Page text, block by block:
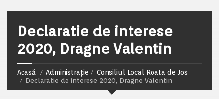
Declaratie de interese
2020, Dragne Valentin
Acasă Administrație
Consiliul Local Roata de Jos
Declaratie de interese 2020, Dragne Valentin